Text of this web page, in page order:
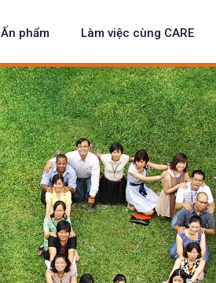
Ấn phẩm Làm việc cùng CARE